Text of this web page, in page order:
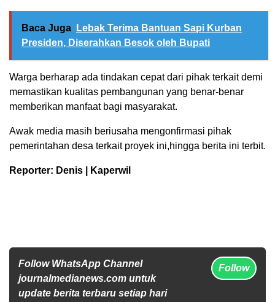
Baca Juga
Lebak Terima Bantuan Sapi Kurban
Presiden, Diserahkan Besok oleh Bupati
Warga berharap ada tindakan cepat dari pihak terkait demi
memastikan kualitas pembangunan yang benar-benar
memberikan manfaat bagi masyarakat.
Awak media masih beriusaha mengonfirmasi pihak
pemerintahan desa terkait proyek ini,hingga berita ini terbit.
Reporter: Denis | Kaperwil
Follow WhatsApp Channel
journalmedianews.com untuk
update berita terbaru setiap hari
Follow